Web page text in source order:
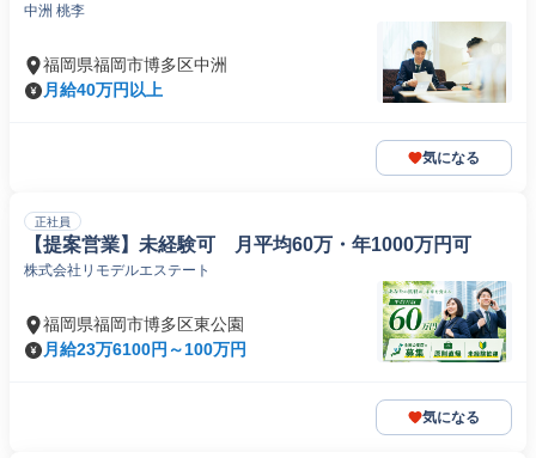
中洲 桃李
福岡県福岡市博多区中洲
月給40万円以上
気になる
正社員
【提案営業】未経験可 月平均60万・年1000万円可
株式会社リモデルエステート
福岡県福岡市博多区東公園
月給23万6100円～100万円
気になる